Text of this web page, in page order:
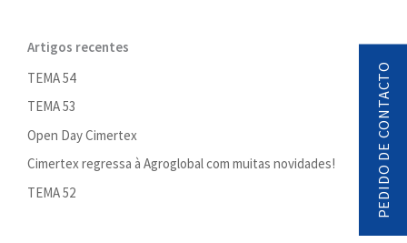
Artigos recentes
TEMA 54
TEMA 53
Open Day Cimertex
Cimertex regressa à Agroglobal com muitas novidades!
TEMA 52
PEDIDO DE CONTACTO